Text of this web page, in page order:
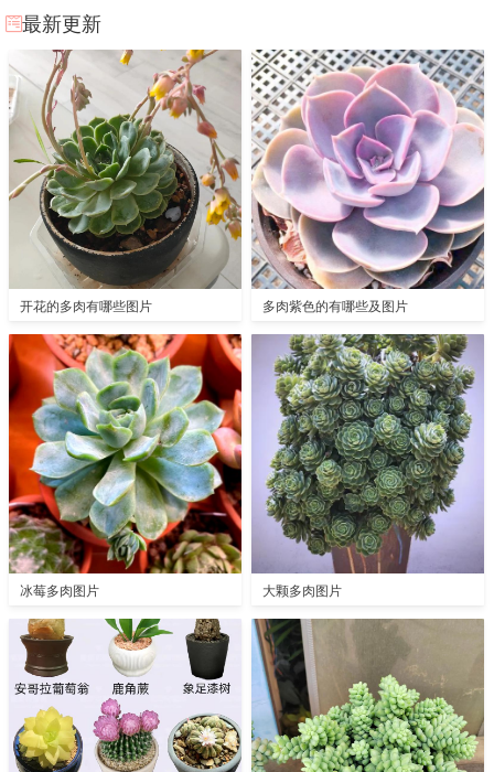
最新更新
开花的多肉有哪些图片 多肉紫色的有哪些及图片
冰莓多肉图片 大颗多肉图片